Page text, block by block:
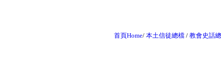
首頁Home/ 本土信徒總檔 / 教會史話總